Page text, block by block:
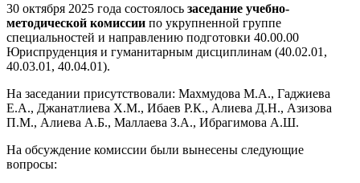
30 октября 2025 года состоялось заседание учебно-
методической комиссии по укрупненной группе
специальностей и направлению подготовки 40.00.00
Юриспруденция и гуманитарным дисциплинам (40.02.01,
40.03.01, 40.04.01).
На заседании присутствовали: Махмудова М.А., Гаджиева
Е.А., Джанатлиева Х.М., Ибаев Р.К., Алиева Д.Н., Азизова
П.М., Алиева А.Б., Маллаева З.А., Ибрагимова А.Ш.
На обсуждение комиссии были вынесены следующие
вопросы: